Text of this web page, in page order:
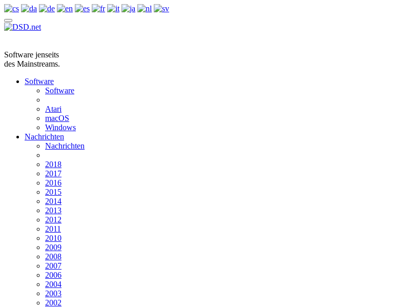
Software jenseits
des Mainstreams.
Software
Software
Atari
macOS
Windows
Nachrichten
Nachrichten
2018
2017
2016
2015
2014
2013
2012
2011
2010
2009
2008
2007
2006
2004
2003
2002